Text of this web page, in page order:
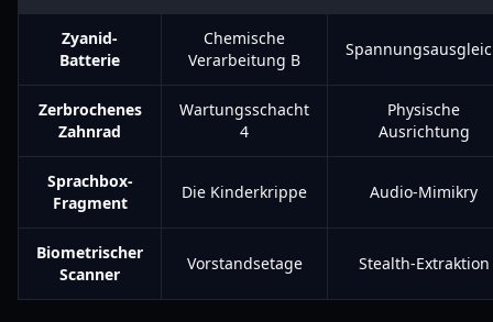
Zyanid-
Batterie
Chemische
Verarbeitung B
Zerbrochenes
Zahnrad
Wartungsschacht
4
Physische
Ausrichtung
Sprachbox-
Fragment
Die Kinderkrippe Audio-Mimikry
Biometrischer
Scanner
Vorstandsetage Stealth-Extraktion